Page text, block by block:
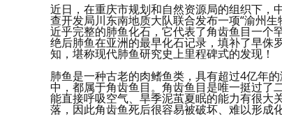
近日，在重庆市规划和自然资源局的组织下，
查开发局川东南地质大队联合发布一项“渝州
近乎完整的肺鱼化石，它代表了角齿鱼目一个
绝后肺鱼在亚洲的最早化石记录，填补了早侏
知，堪称现代肺鱼研究史上里程碑式的发现！
肺鱼是一种古老的肉鳍鱼类，具有超过4亿年
中，都属于角齿鱼目。角齿鱼目是唯一挺过了
能直接呼吸空气、旱季泥茧夏眠的能力有很大
落，因此角齿鱼死后很容易被破坏、难以形成